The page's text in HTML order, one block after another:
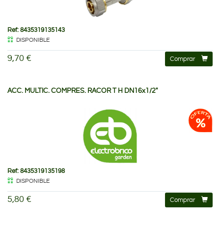
Ref: 8435319135143
DISPONIBLE
9,70 € Comprar
ACC. MULTIC. COMPRES. RACOR T H DN16x1/2"
Ref: 8435319135198
DISPONIBLE
5,80 € Comprar